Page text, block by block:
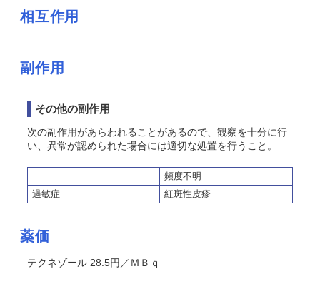
相互作用
副作用
その他の副作用
次の副作用があらわれることがあるので、観察を十分に行
い、異常が認められた場合には適切な処置を行うこと。
頻度不明
過敏症
紅斑性皮疹
薬価
テクネゾール 28.5円／ＭＢｑ